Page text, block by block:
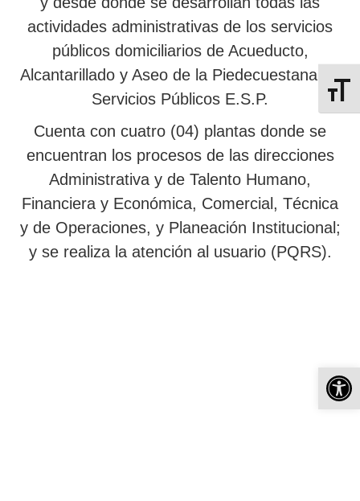
actividades administrativas de los servicios
públicos domiciliarios de Acueducto,
Alcantarillado y Aseo de la Piedecuestana de
Servicios Públicos E.S.P.
Cuenta con cuatro (04) plantas donde se
encuentran los procesos de las direcciones
Administrativa y de Talento Humano,
Financiera y Económica, Comercial, Técnica
y de Operaciones, y Planeación Institucional;
y se realiza la atención al usuario (PQRS).